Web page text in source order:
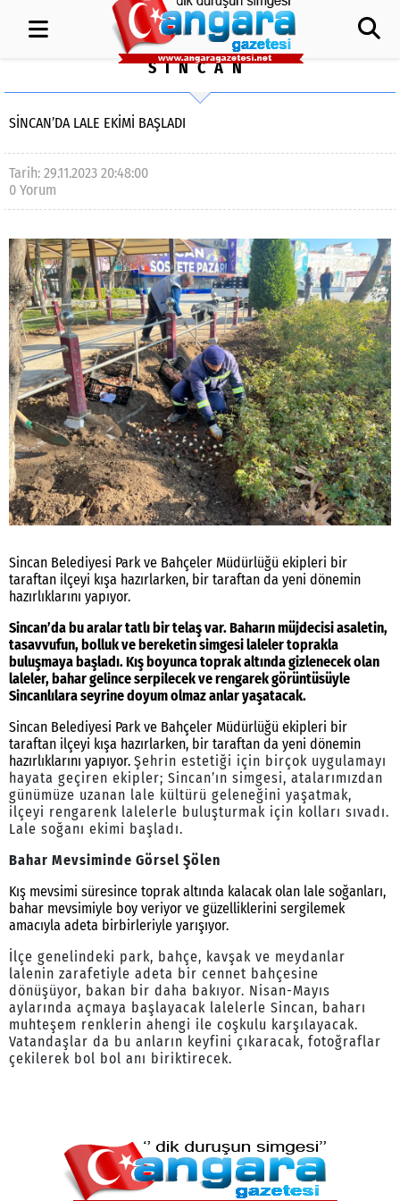
SİNCAN
SİNCAN’DA LALE EKİMİ BAŞLADI
Tarih: 29.11.2023 20:48:00
0 Yorum
Sincan Belediyesi Park ve Bahçeler Müdürlüğü ekipleri bir
taraftan ilçeyi kışa hazırlarken, bir taraftan da yeni dönemin
hazırlıklarını yapıyor.
Sincan’da bu aralar tatlı bir telaş var. Baharın müjdecisi asaletin,
tasavvufun, bolluk ve bereketin simgesi laleler toprakla
buluşmaya başladı. Kış boyunca toprak altında gizlenecek olan
laleler, bahar gelince serpilecek ve rengarek görüntüsüyle
Sincanlılara seyrine doyum olmaz anlar yaşatacak.
Sincan Belediyesi Park ve Bahçeler Müdürlüğü ekipleri bir
taraftan ilçeyi kışa hazırlarken, bir taraftan da yeni dönemin
hazırlıklarını yapıyor. Şehrin estetiği için birçok uygulamayı
hayata geçiren ekipler; Sincan’ın simgesi, atalarımızdan
günümüze uzanan lale kültürü geleneğini yaşatmak,
ilçeyi rengarenk lalelerle buluşturmak için kolları sıvadı.
Lale soğanı ekimi başladı.
Bahar Mevsiminde Görsel Şölen
Kış mevsimi süresince toprak altında kalacak olan lale soğanları,
bahar mevsimiyle boy veriyor ve güzelliklerini sergilemek
amacıyla adeta birbirleriyle yarışıyor.
İlçe genelindeki park, bahçe, kavşak ve meydanlar
lalenin zarafetiyle adeta bir cennet bahçesine
dönüşüyor, bakan bir daha bakıyor. Nisan-Mayıs
aylarında açmaya başlayacak lalelerle Sincan, baharı
muhteşem renklerin ahengi ile coşkulu karşılayacak.
Vatandaşlar da bu anların keyfini çıkaracak, fotoğraflar
çekilerek bol bol anı biriktirecek.